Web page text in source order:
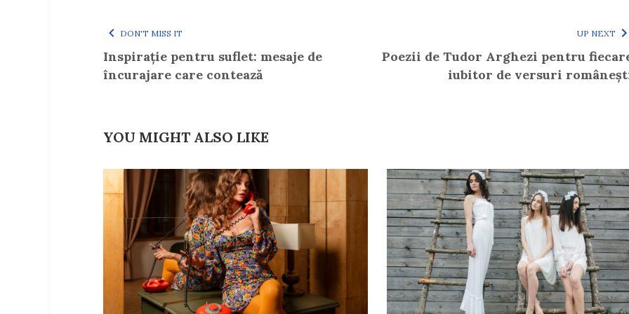
DON'T MISS IT
Inspirație pentru suflet: mesaje de
încurajare care contează
UP NEXT
Poezii de Tudor Arghezi pentru
iubitor de versuri
YOU MIGHT ALSO LIKE